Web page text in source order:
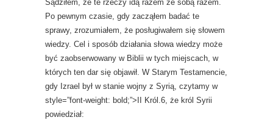
Sądziłem, że te rzeczy idą razem ze sobą razem.
Po pewnym czasie, gdy zacząłem badać te
sprawy, zrozumiałem, że posługiwałem się słowem
wiedzy. Cel i sposób działania słowa wiedzy może
być zaobserwowany w Biblii w tych miejscach, w
których ten dar się objawił. W Starym Testamencie,
gdy Izrael był w stanie wojny z Syrią, czytamy w
style=”font-weight: bold;”>II Król.6, że król Syrii
powiedział: